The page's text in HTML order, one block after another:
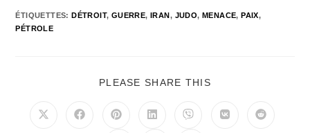
ÉTIQUETTES:DÉTROIT, GUERRE, IRAN, JUDO, MENACE, PAIX,
PÉTROLE
PLEASE SHARE THIS
Ouvrir
Ouvrir
Ouvrir
Ouvrir
Ouvrir
Ouvrir
Ouvrir